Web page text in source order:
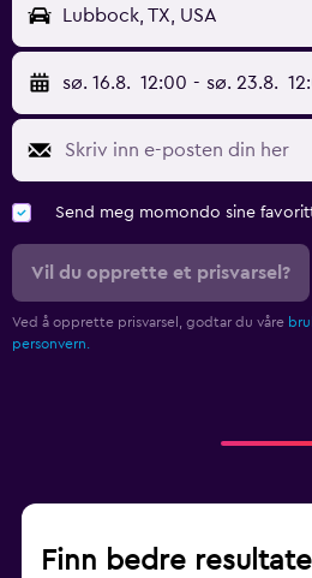
Lubbock, TX, USA
sø. 16.8. 12:00 - sø. 23.8.
Send meg momondo sine
Vil du opprette et prisvarsel?
Ved å opprette prisvarsel, godtar du våre
personvern.
Finn bedre